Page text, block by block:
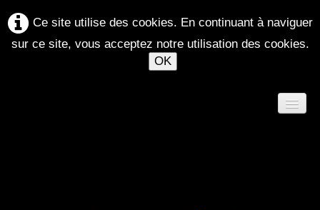
Ce site utilise des cookies. En continuant à naviguer
sur ce site, vous acceptez notre utilisation des cookies.
OK